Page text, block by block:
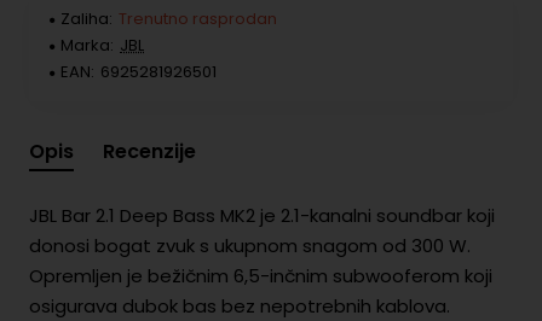
Zaliha: Trenutno rasprodan
Marka: JBL
EAN: 6925281926501
Opis Recenzije
JBL Bar 2.1 Deep Bass MK2 je 2.1-kanalni soundbar koji
donosi bogat zvuk s ukupnom snagom od 300 W.
Opremljen je bežičnim 6,5-inčnim subwooferom koji
osigurava dubok bas bez nepotrebnih kablova.